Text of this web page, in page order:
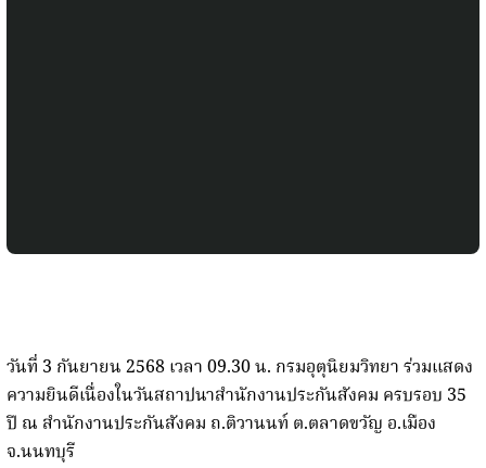
วันที่ 3 กันยายน 2568 เวลา 09.30 น. กรมอุตุนิยมวิทยา ร่วมแสดง
ความยินดีเนื่องในวันสถาปนาสำนักงานประกันสังคม ครบรอบ 35
ปี ณ สำนักงานประกันสังคม ถ.ติวานนท์ ต.ตลาดขวัญ อ.เมือง
จ.นนทบุรี